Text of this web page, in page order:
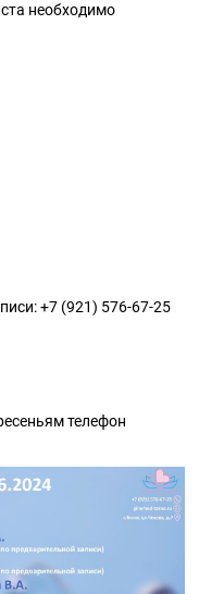
необходимо
+7 (921) 576-67-25
телефон